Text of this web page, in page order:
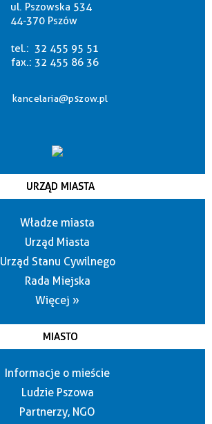
ul. Pszowska 534
44-370 Pszów
tel.: 32 455 95 51
fax.: 32 455 86 36
kancelaria@pszow.pl
URZĄD MIASTA
Władze miasta
Urząd Miasta
Urząd Stanu Cywilnego
Rada Miejska
Więcej »
MIASTO
Informacje o mieście
Ludzie Pszowa
Partnerzy, NGO